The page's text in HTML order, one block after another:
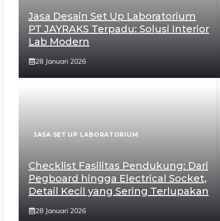
Jasa Desain Set Up Laboratorium
PT JAYRAKS Terpadu: Solusi Interior
Lab Modern
28 Januari 2026
JASA SET UP LABORATORIUM
Checklist Fasilitas Pendukung: Dari
Pegboard hingga Electrical Socket,
Detail Kecil yang Sering Terlupakan
28 Januari 2026